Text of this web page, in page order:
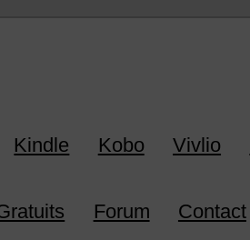
Kindle Kobo Vivlio
Forum Contact